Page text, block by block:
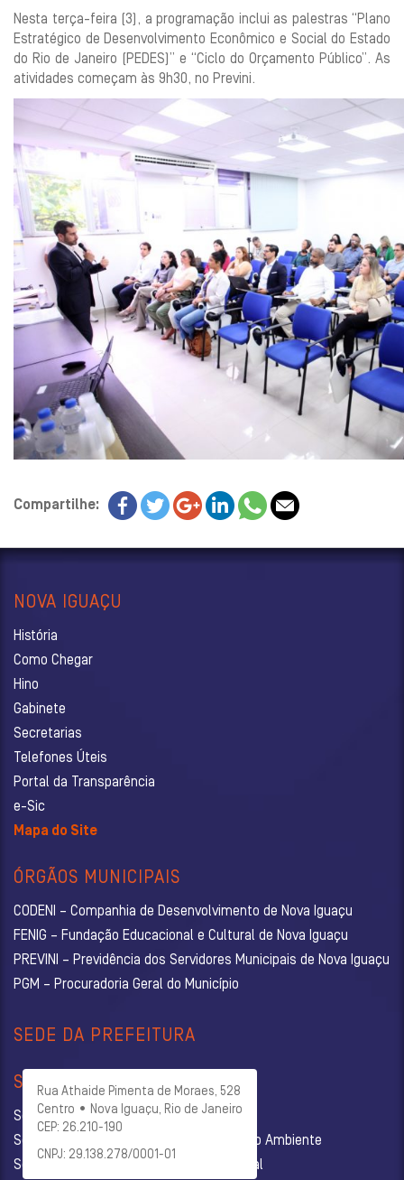
Nesta terça-feira (3), a programação inclui as palestras “Plano
Estratégico de Desenvolvimento Econômico e Social do Estado
do Rio de Janeiro (PEDES)” e “Ciclo do Orçamento Público”. As
atividades começam às 9h30, no Previni.
Compartilhe:
NOVA IGUAÇU
História
Como Chegar
Hino
Gabinete
Secretarias
Telefones Úteis
Portal da Transparência
e-Sic
Mapa do Site
ÓRGÃOS MUNICIPAIS
CODENI – Companhia de Desenvolvimento de Nova Iguaçu
FENIG – Fundação Educacional e Cultural de Nova Iguaçu
PREVINI – Previdência dos Servidores Municipais de Nova Iguaçu
PGM – Procuradoria Geral do Município
SEDE DA PREFEITURA
Rua Athaide Pimenta de Moraes, 528
Centro • Nova Iguaçu, Rio de Janeiro
CEP: 26.210-190
CNPJ: 29.138.278/0001-01
SECRETARIAS
Secretaria Municipal de Administração
Secretaria Municipal de Agricultura e Meio Ambiente
Secretaria Municipal de Assistência Social